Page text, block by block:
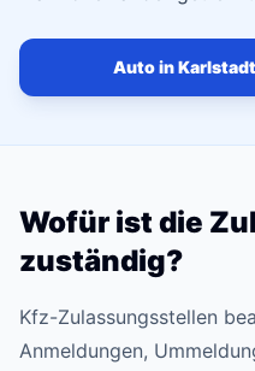
Auto in
Wofür ist die
zuständig?
Kfz-Zulassungsstellen
Anmeldungen,